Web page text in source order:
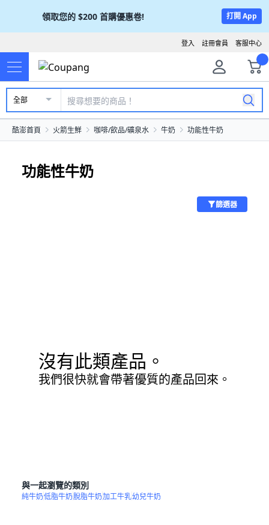
領取您的 $200 首購優惠卷! 打開 App
客服中心
註冊會員
登入
全部
酷澎首頁 火箭生鮮 咖啡/飲品/礦泉水 牛奶 功能性牛奶
功能性牛奶
篩選器
沒有此類產品。
我們很快就會帶著優質的產品回來。
與一起瀏覽的類別
純牛奶低脂牛奶脫脂牛奶加工牛乳幼兒牛奶